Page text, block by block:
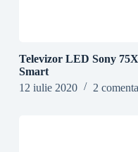
Televizor LED Sony
Smart
12 iulie 2020
2